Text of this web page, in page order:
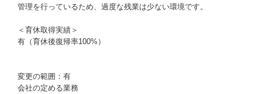
管理を行っているため、過度な残業は少ない環境です。
＜育休取得実績＞
有（育休後復帰率100%）
変更の範囲：有
会社の定める業務